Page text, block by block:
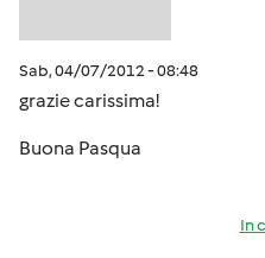
Sab, 04/07/2012 - 08:48
grazie carissima!
Buona Pasqua
In